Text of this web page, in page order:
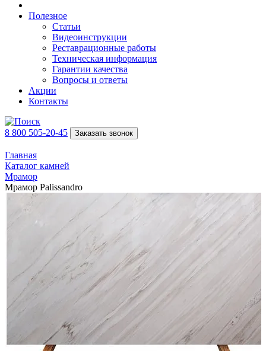
Полезное
Статьи
Видеоинструкции
Реставрационные работы
Техническая информация
Гарантии качества
Вопросы и ответы
Акции
Контакты
8 800 505-20-45 Заказать звонок
Главная
Каталог камней
Мрамор
Мрамор Palissandro